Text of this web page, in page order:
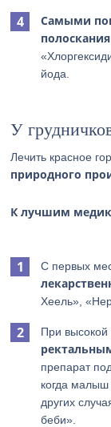
Самыми
йода.
У
Лечить красное
природного
К лучшим
С первых
Хеель»,
При высокой
препарат
когда малыш
других
беби».